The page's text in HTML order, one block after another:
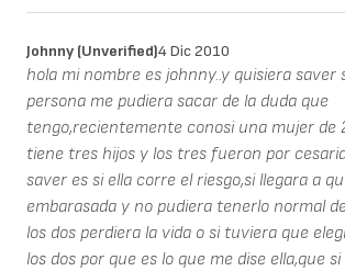
Johnny (unverified)4 Dic 2010
hola mi nombre es johnny..y quisiera saver
persona me pudiera sacar de la duda que
tengo,recientemente conosi una mujer de
tiene tres hijos y los tres fueron por
saver es si ella corre el riesgo,si llegara a
embarasada y no pudiera tenerlo normal
los dos perdiera la vida o si tuviera que
los dos por que es lo que me dise ella,que